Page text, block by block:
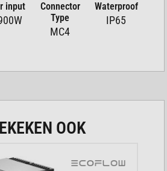
real-time via een
beschikt over twee krachtige
input
Connector
Type
MC4
Waterproof
IP65
OOK